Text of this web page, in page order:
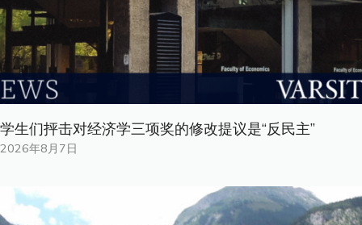
学生们抨击对经济学三项奖的修改提议是“反民主”
2026年8月7日